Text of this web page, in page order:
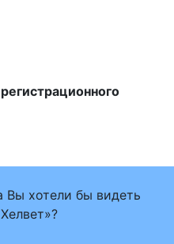
Вы хотели бы видеть